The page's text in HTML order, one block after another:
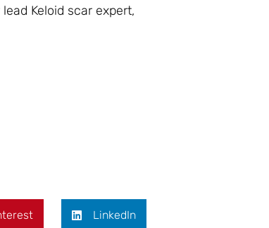
Keloid scar expert,
LinkedIn